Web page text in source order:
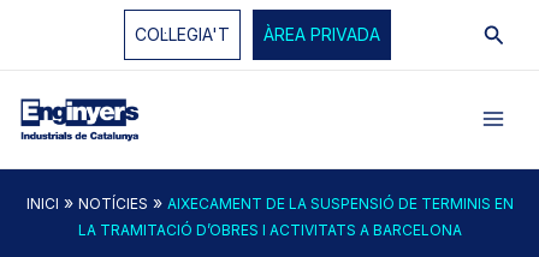
COL·LEGIA'T ÀREA PRIVADA
INICI » NOTÍCIES » AIXECAMENT DE LA SUSPENSIÓ DE TERMINIS EN
LA TRAMITACIÓ D’OBRES I ACTIVITATS A BARCELONA